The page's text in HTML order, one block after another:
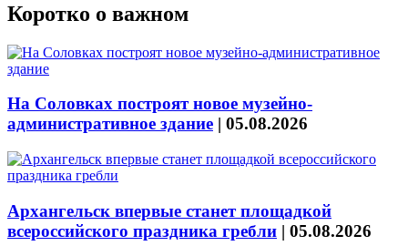
Коротко о важном
На Соловках построят новое музейно-
административное здание | 05.08.2026
Архангельск впервые станет площадкой
всероссийского праздника гребли | 05.08.2026